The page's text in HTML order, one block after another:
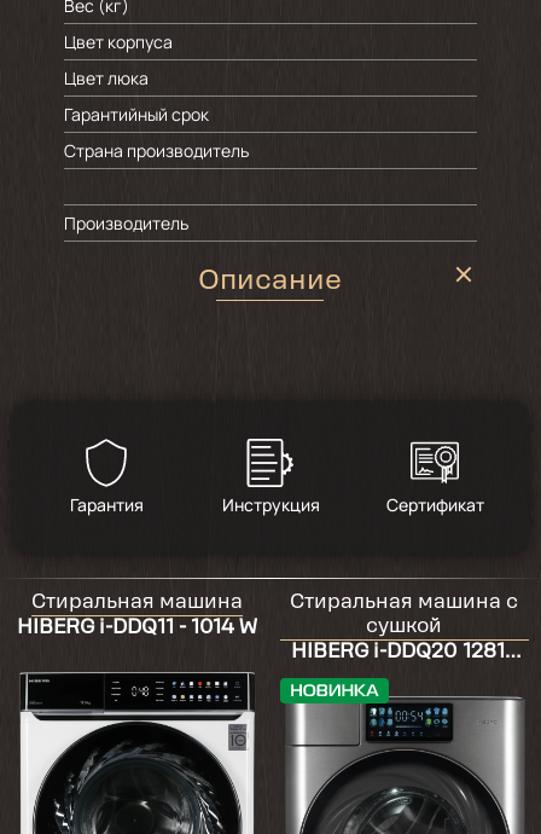
Вес (кг)
Цвет корпуса
Цвет люка
Гарантийный срок
Страна производитель
Производитель
Описание
Гарантия Инструкция Сертификат
Стиральная машина
HIBERG i-DDQ11 - 1014 W
Стиральная машина с
сушкой
HIBERG i-DDQ20 12814